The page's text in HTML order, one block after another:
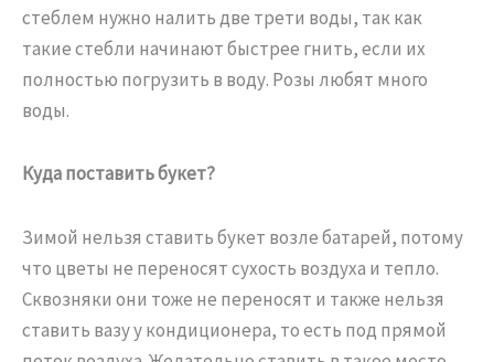
стеблем нужно налить две трети воды, так как
такие стебли начинают быстрее гнить, если их
полностью погрузить в воду. Розы любят много
воды.
Куда поставить букет?
Зимой нельзя ставить букет возле батарей, потому
что цветы не переносят сухость воздуха и тепло.
Сквозняки они тоже не переносят и также нельзя
ставить вазу у кондиционера, то есть под прямой